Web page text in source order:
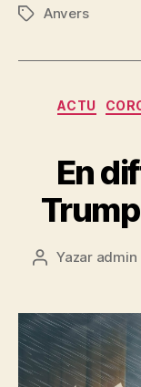
Etiketler
Anvers
ACTU
En
Yazının
Yazar admin